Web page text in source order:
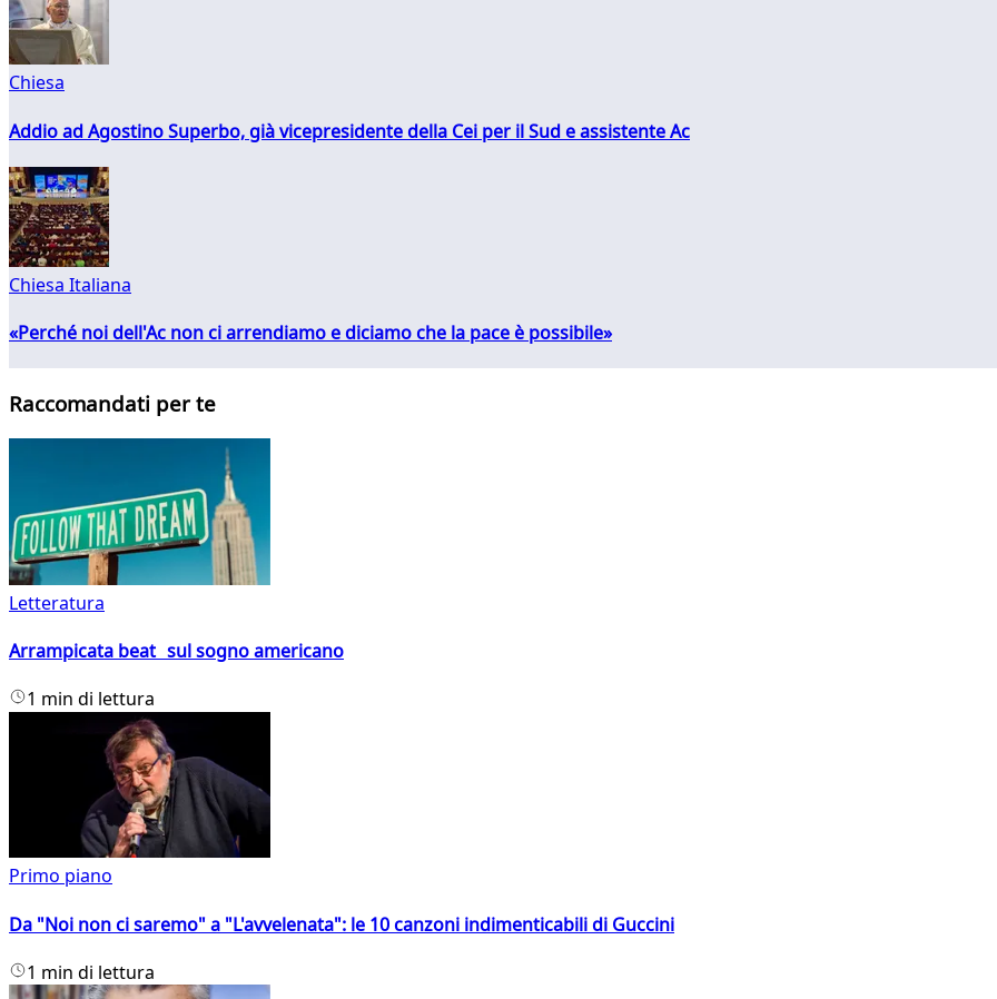
Chiesa
Addio ad Agostino Superbo, già vicepresidente della Cei per il Sud e assistente Ac
Chiesa Italiana
«Perché noi dell'Ac non ci arrendiamo e diciamo che la pace è possibile»
Raccomandati per te
Letteratura
Arrampicata beat sul sogno americano
1 min di lettura
Primo piano
Da "Noi non ci saremo" a "L'avvelenata": le 10 canzoni indimenticabili di Guccini
1 min di lettura